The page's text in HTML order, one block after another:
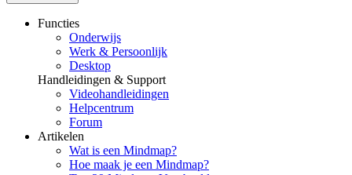
Functies
Onderwijs
Werk & Persoonlijk
Desktop
Handleidingen & Support
Videohandleidingen
Helpcentrum
Forum
Artikelen
Wat is een Mindmap?
Hoe maak je een Mindmap?